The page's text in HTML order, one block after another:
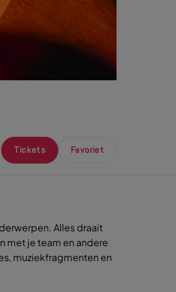
Tickets Favoriet
Alles draait
met je team en andere
muziekfragmenten en